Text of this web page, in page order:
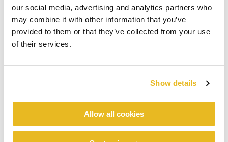
our social media, advertising and analytics partners who
may combine it with other information that you’ve
provided to them or that they’ve collected from your use
of their services.
Show details
Allow all cookies